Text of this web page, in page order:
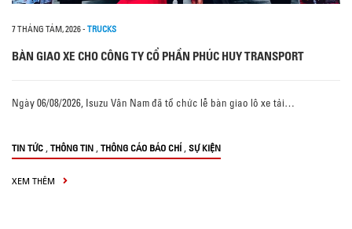
7 THÁNG TÁM, 2026- TRUCKS
BÀN GIAO XE CHO CÔNG TY CỔ PHẦN PHÚC HUY TRANSPORT
Ngày 06/08/2026, Isuzu Vân Nam đã tổ chức lễ bàn giao lô xe tải…
TIN TỨC , THÔNG TIN , THÔNG CÁO BÁO CHÍ , SỰ KIỆN
XEM THÊM